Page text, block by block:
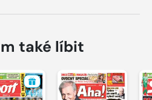
také líbit